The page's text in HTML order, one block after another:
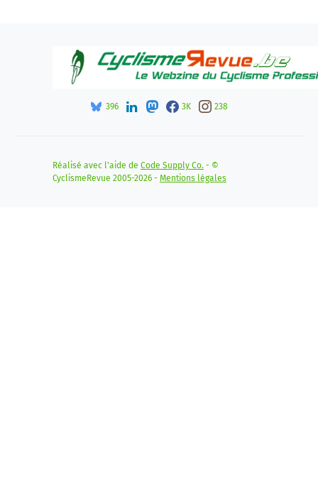
396 3K 238
Réalisé avec l'aide de Code Supply Co. - ©
CyclismeRevue 2005-2026 - Mentions légales